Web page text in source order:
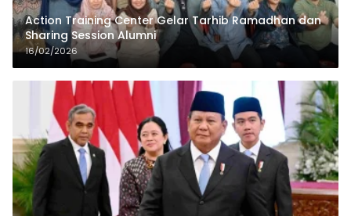
Action Training Center Gelar Tarhib Ramadhan dan
Sharing Session Alumni
16/02/2026